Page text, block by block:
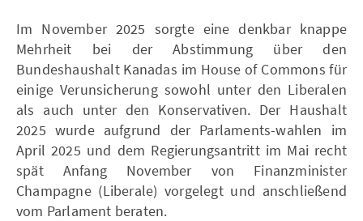
Im November 2025 sorgte eine denkbar knappe
Mehrheit bei der Abstimmung über den
Bundeshaushalt Kanadas im House of Commons für
einige Verunsicherung sowohl unter den Liberalen
als auch unter den Konservativen. Der Haushalt
2025 wurde aufgrund der Parlaments-wahlen im
April 2025 und dem Regierungsantritt im Mai recht
spät Anfang November von Finanzminister
Champagne (Liberale) vorgelegt und anschließend
vom Parlament beraten.